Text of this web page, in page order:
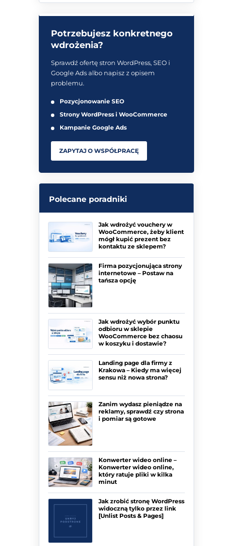
Potrzebujesz konkretnego
wdrożenia?
Sprawdź ofertę stron WordPress, SEO i
Google Ads albo napisz z opisem
problemu.
Pozycjonowanie SEO
Strony WordPress i WooCommerce
Kampanie Google Ads
ZAPYTAJ O WSPÓŁPRACĘ
Polecane poradniki
Jak wdrożyć vouchery w
WooCommerce, żeby klient
mógł kupić prezent bez
kontaktu ze sklepem?
Firma pozycjonująca strony
internetowe – Postaw na
tańsza opcję
Jak wdrożyć wybór punktu
odbioru w sklepie
WooCommerce bez chaosu
w koszyku i dostawie?
Landing page dla firmy z
Krakowa – Kiedy ma więcej
sensu niż nowa strona?
Zanim wydasz pieniądze na
reklamy, sprawdź czy strona
i pomiar są gotowe
Konwerter wideo online –
Konwerter wideo online,
który ratuje pliki w kilka
minut
Jak zrobić stronę WordPress
widoczną tylko przez link
[Unlist Posts & Pages]